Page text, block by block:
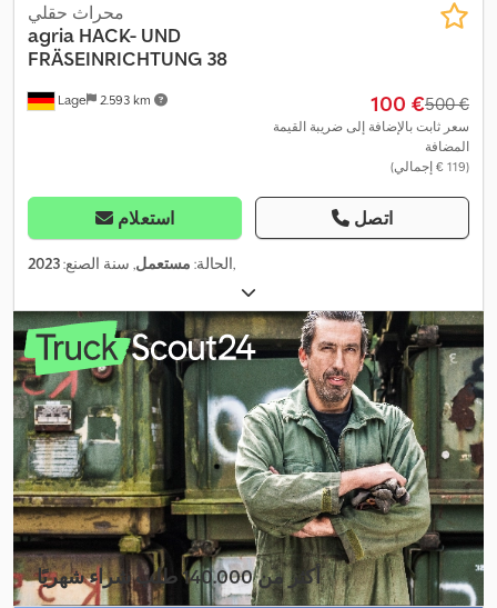
Lage 2.593 km
محراث حقلي
agria HACK- UND
FRÄSEINRICHTUNG 38
‏100 € ‏500 €
سعر ثابت بالإضافة إلى ضريبة القيمة
المضافة
(‏119 € إجمالي)
استعلام اتصل
الحالة: مستعمل, سنة الصنع:2023 ,
أكثر من 140.000 طلب شراء شهريًا